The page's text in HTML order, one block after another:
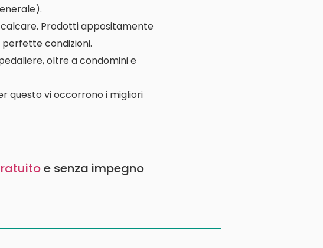
Prodotti appositamente
condizioni.
oltre a condomini e
questo vi occorrono i migliori
e senza impegno